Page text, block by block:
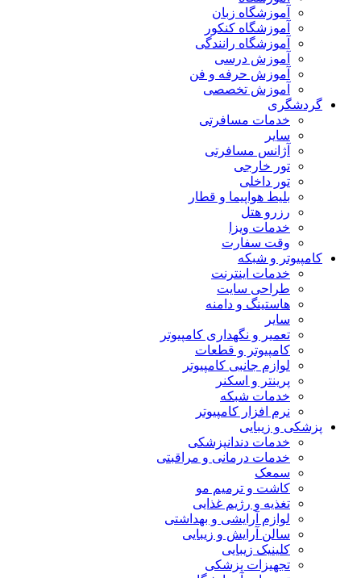
آموزشگاه زبان
آموزشگاه کنکور
آموزشگاه رانندگی
آموزش درسی
آموزش حرفه و فن
آموزش تخصصی
گردشگری
خدمات مسافرتی
سایر
آژانس مسافرتی
تور خارجی
تور داخلی
بلیط هواپیما و قطار
رزرو هتل
خدمات ویزا
وقت سفارت
کامپیوتر و شبکه
خدمات اینترنت
طراحی سایت
هاستینگ و دامنه
سایر
تعمیر و نگهداری کامپیوتر
کامپیوتر و قطعات
لوازم جانبی کامپیوتر
پرینتر و اسکنر
خدمات شبکه
نرم افزار کامپیوتر
پزشکی و زیبایی
خدمات دندانپزشکی
خدمات درمانی و مراقبتی
سمعک
کاشت و ترمیم مو
تغذیه و رژیم غذایی
لوازم آرایشی و بهداشتی
سالن آرایش و زیبایی
کلینیک زیبایی
تجهیزات پزشکی